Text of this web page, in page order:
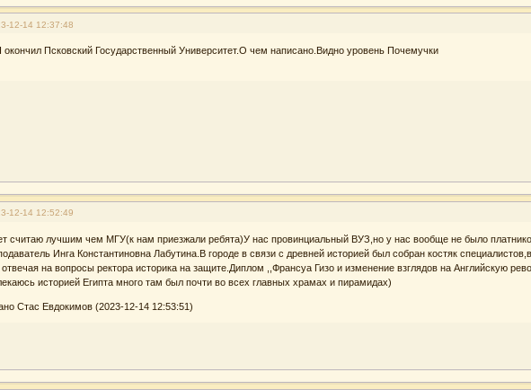
12-14 12:37:48
Псковский Государственный Университет.О чем написано.Видно уровень Почемучки
12-14 12:52:49
считаю лучшим чем МГУ(к нам приезжали ребята)У нас провинциальный ВУЗ,но у нас вообще не было
Инга Константиновна Лабутина.В городе в связи с древней историей был собран костяк
отвечая на вопросы ректора историка на защите.Диплом ,,Франсуа Гизо и изменение взглядов на Английскую
историей Египта много там был почти во всех главных храмах и пирамидах)
Стас Евдокимов (2023-12-14 12:53:51)